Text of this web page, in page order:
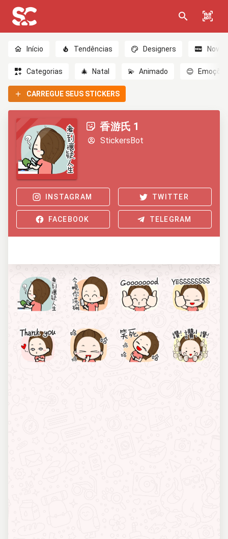
Início Tendências Designers Novo
Categorias 🎄 Natal 💫 Animado 😊
CARREGUE SEUS STICKERS
香游氏 1
StickersBot
INSTAGRAM TWITTER
FACEBOOK TELEGRAM